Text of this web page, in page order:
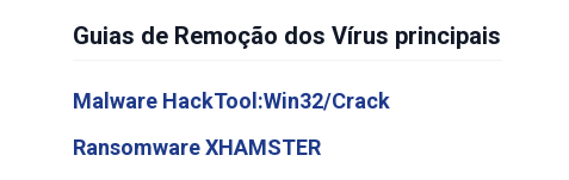
Guias de Remoção dos Vírus principais
Malware HackTool:Win32/Crack
Ransomware XHAMSTER